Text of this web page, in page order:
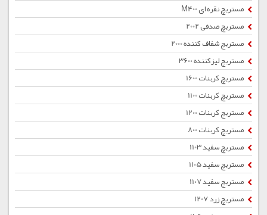
مستربچ نقره ای M400
مستربچ صدفی 2002
مستربچ شفاف کننده 2000
مستربچ لیزکننده 3600
مستربچ کربنات 1600
مستربچ کربنات 1100
مستربچ کربنات 1200
مستربچ کربنات 800
مستربچ سفید 1103
مستربچ سفید 1105
مستربچ سفید 1107
مستربچ زرد 1207